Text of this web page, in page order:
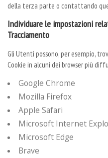
della terza parte o contattando
Individuare le impostazioni
Tracciamento
Gli Utenti possono, per esempio,
Cookie in alcuni dei browser più
Google Chrome
Mozilla Firefox
Apple Safari
Microsoft Internet
Microsoft Edge
Brave